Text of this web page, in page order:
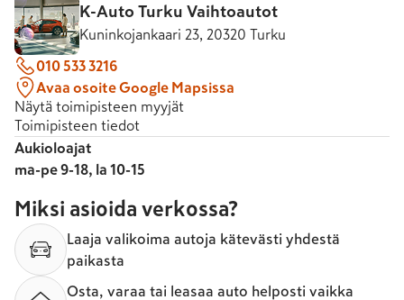
K-Auto Turku Vaihtoautot
Kuninkojankaari 23, 20320 Turku
010 533 3216
Avaa osoite Google Mapsissa
Näytä toimipisteen myyjät
Toimipisteen tiedot
Aukioloajat
ma-pe 9-18, la 10-15
Miksi asioida verkossa?
Laaja valikoima autoja kätevästi yhdestä
paikasta
Osta, varaa tai leasaa auto helposti vaikka